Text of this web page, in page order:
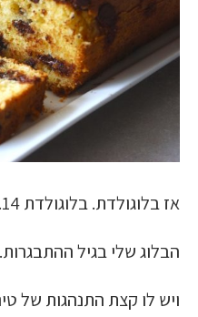
אז בלוגולדת. בלוגולדת 14. ארבע עשרה!
הבלוג שלי בגיל ההתבגרות.
ויש לו קצת התנהגות של